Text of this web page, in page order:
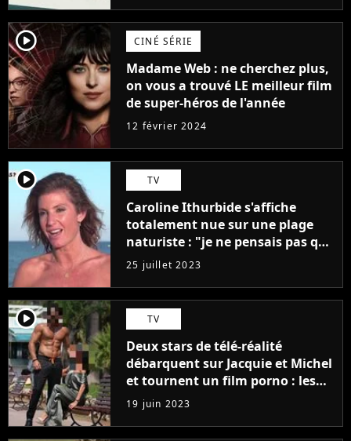
player2 CINÉ SÉRIE
Madame Web : ne cherchez plus,
on vous a trouvé LE meilleur film
de super-héros de l'année
12 février 2024
player2 TV
Caroline Ithurbide s'affiche
totalement nue sur une plage
naturiste : "je ne pensais pas que
j'arriverais à le faire..."
25 juillet 2023
player2 TV
Deux stars de télé-réalité
débarquent sur Jacquie et Michel
et tournent un film porno : les
premières images du tournage
(exclu)
19 juin 2023